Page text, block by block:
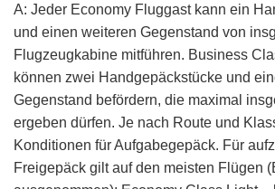
A: Jeder Economy Fluggast kann ein
und einen weiteren Gegenstand von
Flugzeugkabine mitführen. Business
können zwei Handgepäckstücke und
Gegenstand befördern, die maximal
ergeben dürfen. Je nach Route und
Konditionen für Aufgabegepäck. Für
Freigepäck gilt auf den meisten Flügen